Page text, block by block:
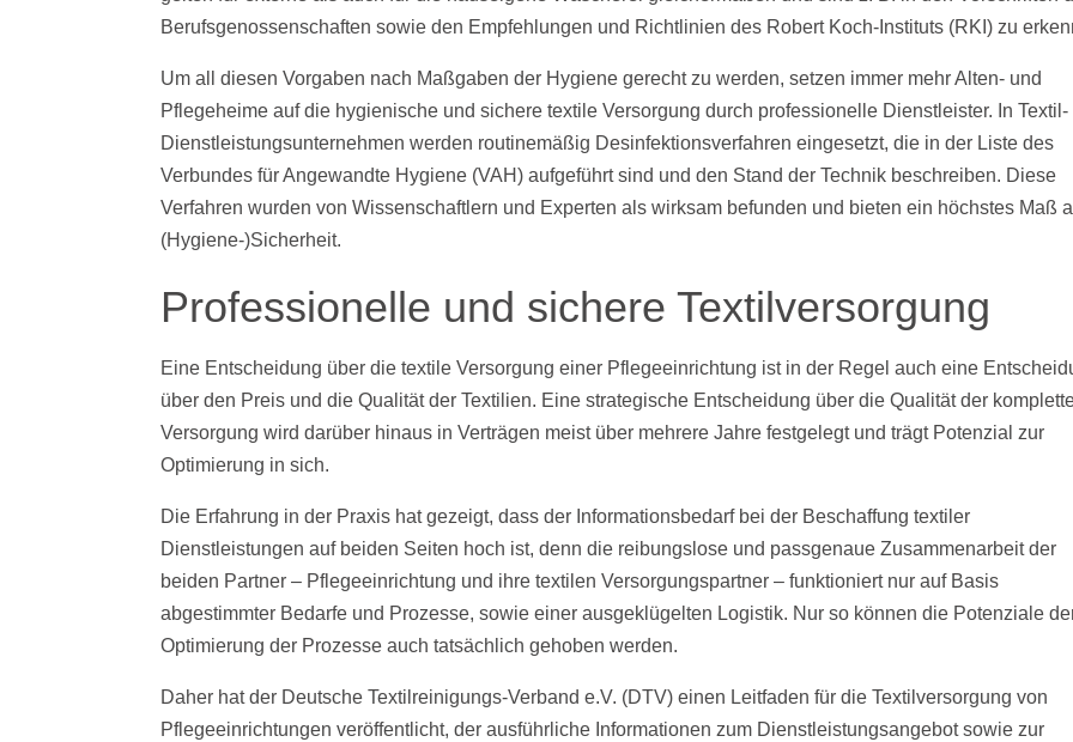
Berufsgenossenschaften sowie den Empfehlungen und Richtlinien des Robert Koch-Instituts (RKI) zu
Um all diesen Vorgaben nach Maßgaben der Hygiene gerecht zu werden, setzen immer mehr Alten- und
Pflegeheime auf die hygienische und sichere textile Versorgung durch professionelle Dienstleister. In Textil-
Dienstleistungsunternehmen werden routinemäßig Desinfektionsverfahren eingesetzt, die in der Liste des
Verbundes für Angewandte Hygiene (VAH) aufgeführt sind und den Stand der Technik beschreiben. Diese
Verfahren wurden von Wissenschaftlern und Experten als wirksam befunden und bieten ein höchstes Maß
(Hygiene-)Sicherheit.
Professionelle und sichere Textilversorgung
Eine Entscheidung über die textile Versorgung einer Pflegeeinrichtung ist in der Regel auch eine
über den Preis und die Qualität der Textilien. Eine strategische Entscheidung über die Qualität der
Versorgung wird darüber hinaus in Verträgen meist über mehrere Jahre festgelegt und trägt Potenzial zur
Optimierung in sich.
Die Erfahrung in der Praxis hat gezeigt, dass der Informationsbedarf bei der Beschaffung textiler
Dienstleistungen auf beiden Seiten hoch ist, denn die reibungslose und passgenaue Zusammenarbeit der
beiden Partner – Pflegeeinrichtung und ihre textilen Versorgungspartner – funktioniert nur auf Basis
abgestimmter Bedarfe und Prozesse, sowie einer ausgeklügelten Logistik. Nur so können die Potenziale
Optimierung der Prozesse auch tatsächlich gehoben werden.
Daher hat der Deutsche Textilreinigungs-Verband e.V. (DTV) einen Leitfaden für die Textilversorgung von
Pflegeeinrichtungen veröffentlicht, der ausführliche Informationen zum Dienstleistungsangebot sowie zur